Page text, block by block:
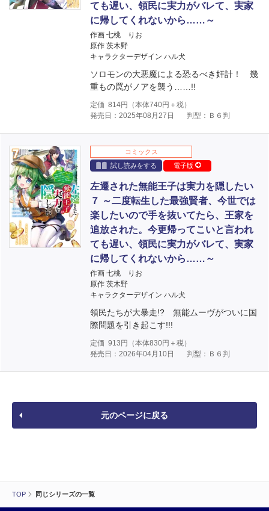
TOP 同じシリーズの一覧
ても遅い、領民に実力がバレて、実家
に帰してくれないから……～
作画 七桃 りお
原作 茨木野
キャラクターデザイン ハル犬
ソロモンの大悪魔による恐るべき奸計！ 幾
重もの罠がノアを襲う……!!
定価 814円（本体740円＋税）
発売日：2025年08月27日
判型：Ｂ６判
コミックス
試し読みをする
電子版
左遷された無能王子は実力を隠したい
７ ～二度転生した最強賢者、今世では
楽したいので手を抜いてたら、王家を
追放された。今更帰ってこいと言われ
ても遅い、領民に実力がバレて、実家
に帰してくれないから……～
作画 七桃 りお
原作 茨木野
キャラクターデザイン ハル犬
領民たちが大暴走!? 無能ムーヴがついに国
際問題を引き起こす!!!
定価 913 円（本体830円＋税）
発売日：2026年04月10日
判型：Ｂ６判
元のページに戻る